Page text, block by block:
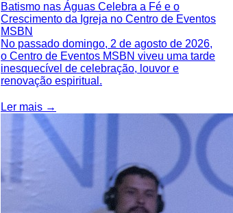
Batismo nas Águas Celebra a Fé e o
Crescimento da Igreja no Centro de Eventos
MSBN
No passado domingo, 2 de agosto de 2026,
o Centro de Eventos MSBN viveu uma tarde
inesquecível de celebração, louvor e
renovação espiritual.
Ler mais →